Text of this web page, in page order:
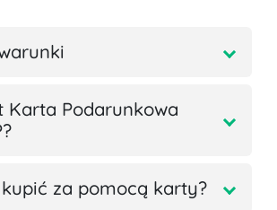
Karta Podarunkowa
za pomocą karty?